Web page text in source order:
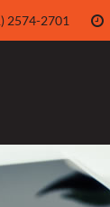
2574-2701